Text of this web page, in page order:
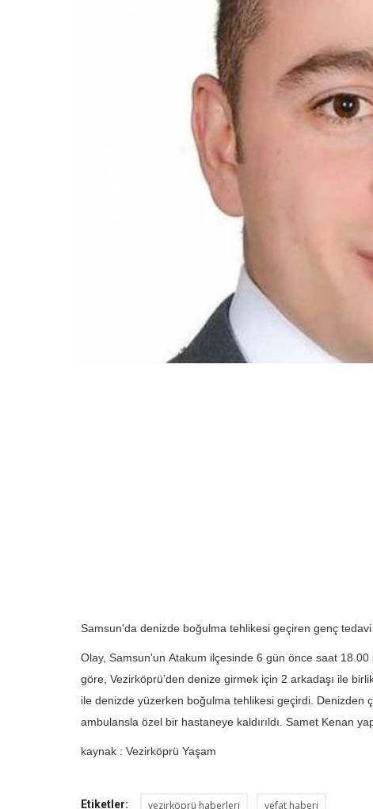
Samsun'da denizde boğulma tehlikesi geçiren genç tedavi
Olay, Samsun'un Atakum ilçesinde 6 gün önce saat 18.00
göre, Vezirköprü’den denize girmek için 2 arkadaşı ile
ile denizde yüzerken boğulma tehlikesi geçirdi. Denizden
ambulansla özel bir hastaneye kaldırıldı. Samet Kenan
kaynak : Vezirköprü Yaşam
Etiketler: vezirköprü haberleri vefat haberi